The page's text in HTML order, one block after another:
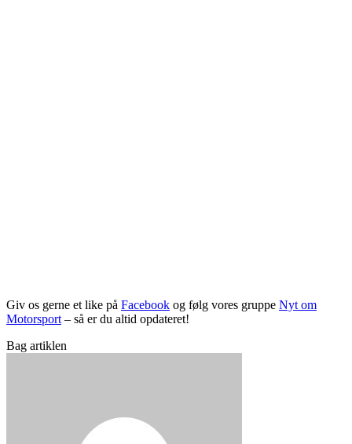
Giv os gerne et like på Facebook og følg vores gruppe Nyt om
Motorsport– så er du altid opdateret!
Bag artiklen